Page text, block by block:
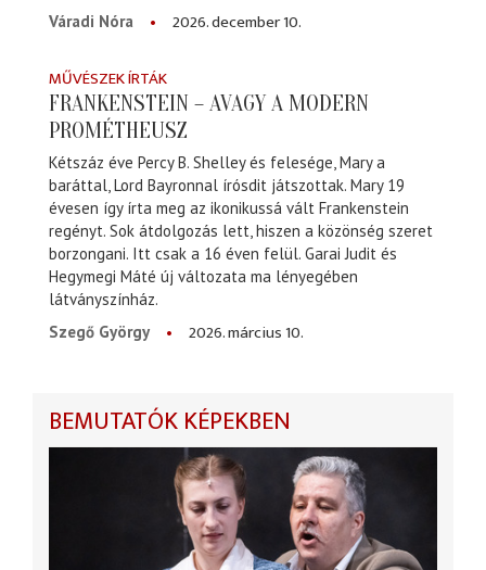
Váradi Nóra
2026. december 10.
MŰVÉSZEK ÍRTÁK
FRANKENSTEIN – AVAGY A MODERN
PROMÉTHEUSZ
Kétszáz éve Percy B. Shelley és felesége, Mary a
baráttal, Lord Bayronnal írósdit játszottak. Mary 19
évesen így írta meg az ikonikussá vált Frankenstein
regényt. Sok átdolgozás lett, hiszen a közönség szeret
borzongani. Itt csak a 16 éven felül. Garai Judit és
Hegymegi Máté új változata ma lényegében
látványszínház.
Szegő György
2026. március 10.
BEMUTATÓK KÉPEKBEN